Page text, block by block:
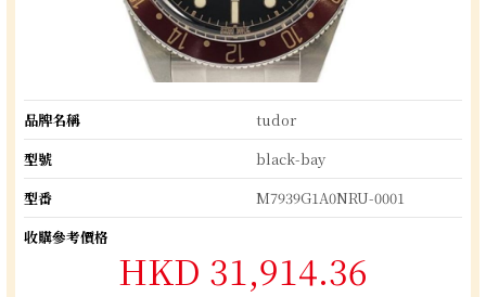
品牌名稱
tudor
型號
black-bay
型番
M7939G1A0NRU-0001
收購參考價格
HKD 31,914.36